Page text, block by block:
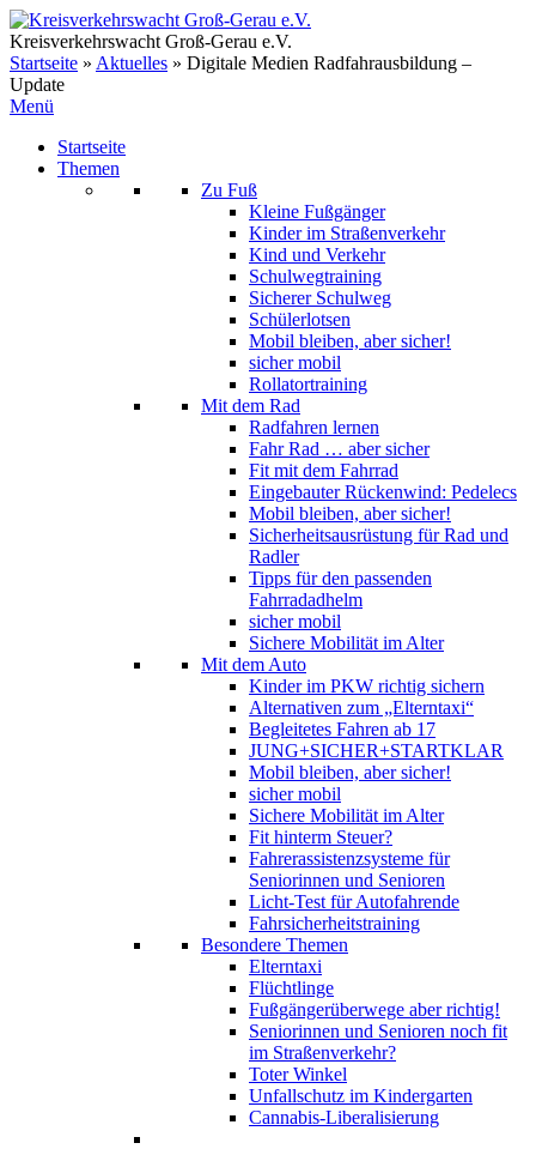
Zum
Inhalt
springen
Kreisverkehrswacht Groß-Gerau e.V.
Startseite » Aktuelles » Digitale Medien Radfahrausbildung –
Update
Menü
Startseite
Themen
Zu Fuß
Kleine Fußgänger
Kinder im Straßenverkehr
Kind und Verkehr
Schulwegtraining
Sicherer Schulweg
Schülerlotsen
Mobil bleiben, aber sicher!
sicher mobil
Rollatortraining
Mit dem Rad
Radfahren lernen
Fahr Rad … aber sicher
Fit mit dem Fahrrad
Eingebauter Rückenwind: Pedelecs
Mobil bleiben, aber sicher!
Sicherheitsausrüstung für Rad und
Radler
Tipps für den passenden
Fahrradadhelm
sicher mobil
Sichere Mobilität im Alter
Mit dem Auto
Kinder im PKW richtig sichern
Alternativen zum „Elterntaxi“
Begleitetes Fahren ab 17
JUNG+SICHER+STARTKLAR
Mobil bleiben, aber sicher!
sicher mobil
Sichere Mobilität im Alter
Fit hinterm Steuer?
Fahrerassistenzsysteme für
Seniorinnen und Senioren
Licht-Test für Autofahrende
Fahrsicherheitstraining
Besondere Themen
Elterntaxi
Flüchtlinge
Fußgängerüberwege aber richtig!
Seniorinnen und Senioren noch fit
im Straßenverkehr?
Toter Winkel
Unfallschutz im Kindergarten
Cannabis-Liberalisierung